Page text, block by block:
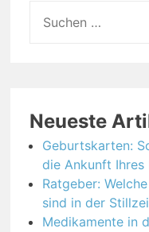
nach:
Neueste
Geburtskarten:
die Ankunft Ihres
Ratgeber:
sind in der
Medikamente in